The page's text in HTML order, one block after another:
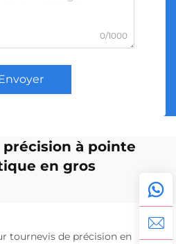
0/1000
à pointe
en gros
tournevis de précision en